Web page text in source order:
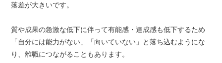
落差が大きいです。
質や成果の急激な低下に伴って有能感・達成感も低下するため
「自分には能力がない」「向いていない」と落ち込むようにな
り、離職につながることもあります。